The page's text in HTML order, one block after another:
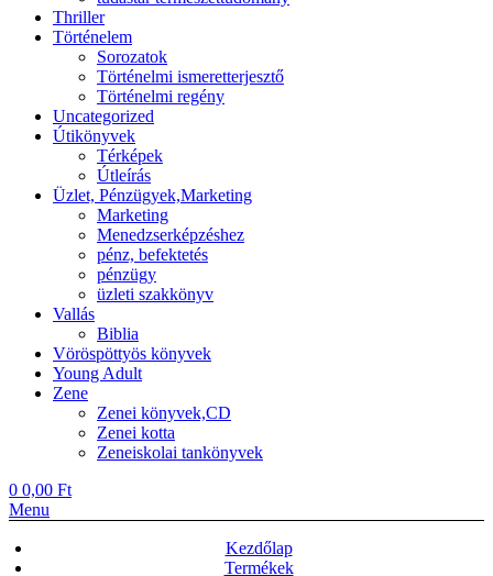
Thriller
Történelem
Sorozatok
Történelmi ismeretterjesztő
Történelmi regény
Uncategorized
Útikönyvek
Térképek
Útleírás
Üzlet, Pénzügyek,Marketing
Marketing
Menedzserképzéshez
pénz, befektetés
pénzügy
üzleti szakkönyv
Vallás
Biblia
Vöröspöttyös könyvek
Young Adult
Zene
Zenei könyvek,CD
Zenei kotta
Zeneiskolai tankönyvek
0 0,00 Ft
Menu
Kezdőlap
Termékek